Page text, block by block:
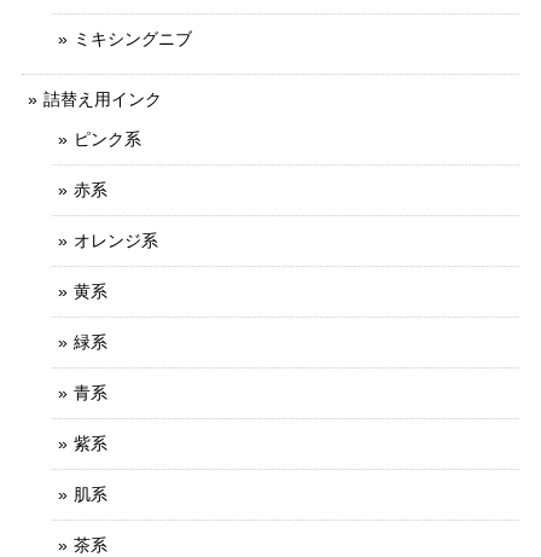
ミキシングニブ
詰替え用インク
ピンク系
赤系
オレンジ系
黄系
緑系
青系
紫系
肌系
茶系